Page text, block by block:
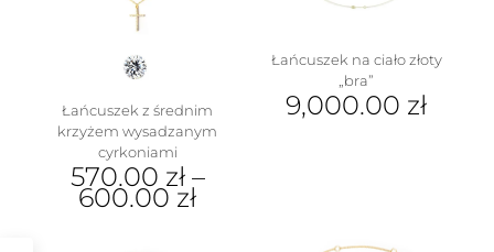
stronie
produktu
produktu
Łańcuszek z średnim
krzyżem wysadzanym
cyrkoniami
570.00 zł–
600.00 zł
Łańcuszek na ciało złoty
„bra”
9,000.00 zł